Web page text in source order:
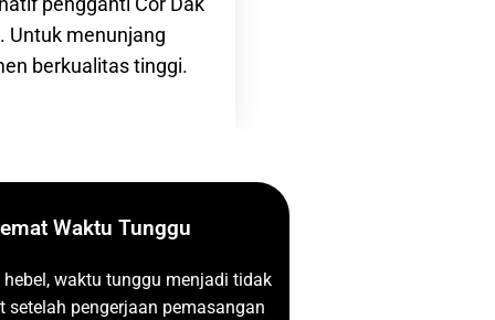
pengganti Cor Dak
Untuk menunjang
berkualitas tinggi.
Waktu Tunggu
hebel, waktu tunggu menjadi tidak
setelah pengerjaan pemasangan